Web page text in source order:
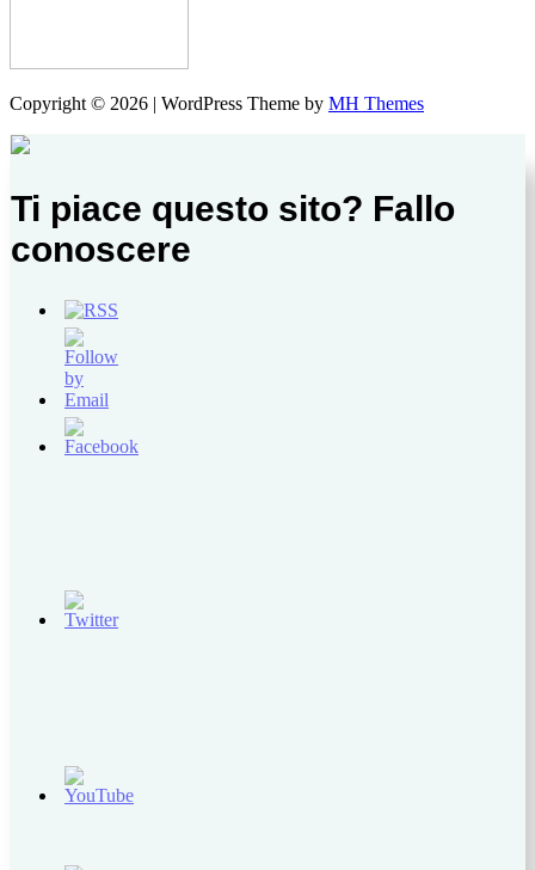
Copyright © 2026 | WordPress Theme by MH Themes
Ti piace questo sito? Fallo
conoscere